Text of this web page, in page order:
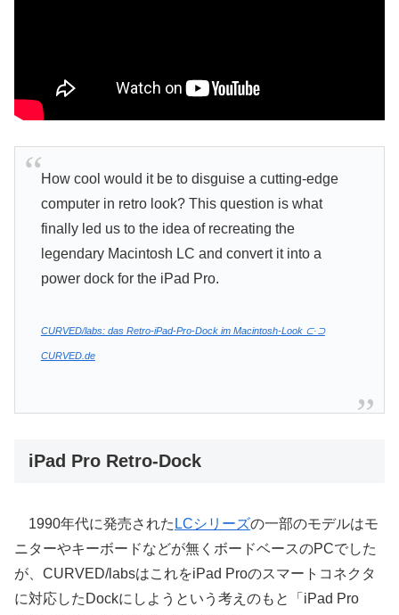
How cool would it be to disguise a cutting-edge
computer in retro look? This question is what
finally led us to the idea of recreating the
legendary Macintosh LC and convert it into a
power dock for the iPad Pro.
CURVED/labs: das Retro-iPad-Pro-Dock im Macintosh-Look ⊂·⊃
CURVED.de
iPad Pro Retro-Dock
1990年代に発売された LCシリーズの一部のモデルはモ
ニターやキーボードなどが無くボードベースのPCでした
が、CURVED/labsはこれをiPad Proのスマートコネクタ
に対応したDockにしようという考えのもと「iPad Pro